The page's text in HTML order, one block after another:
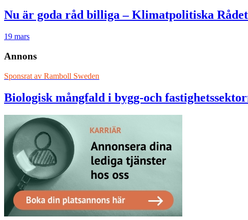
Nu är goda råd billiga – Klimatpolitiska
19 mars
Annons
Sponsrat av Ramboll Sweden
Biologisk mångfald i bygg-och